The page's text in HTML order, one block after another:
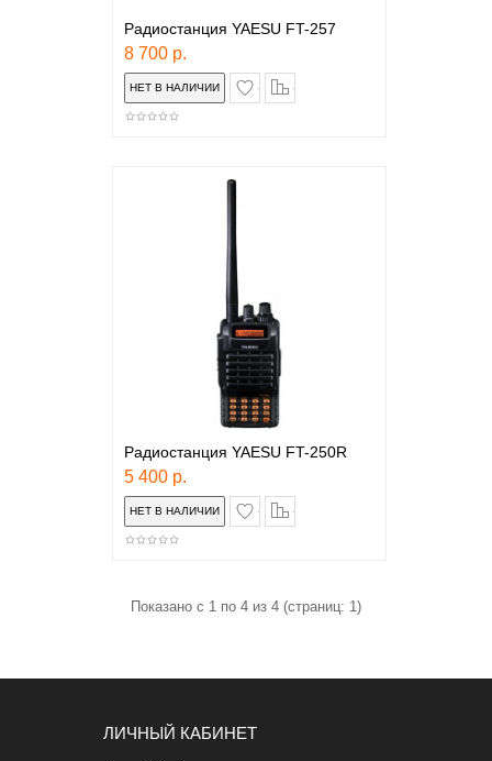
Радиостанция YAESU FT-257
8 700 р.
в закладки
Радиостанция YAESU FT-250R
5 400 р.
в закладки
Показано с 1 по 4 из 4 (страниц: 1)
ЛИЧНЫЙ КАБИНЕТ